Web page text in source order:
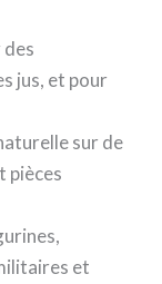
jus, et pour
sur de
pièces
et